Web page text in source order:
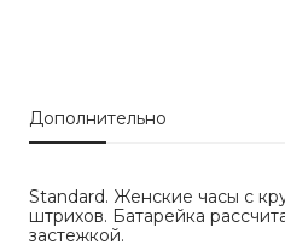
Дополнительно
Standard. Женские часы с
штрихов. Батарейка
застежкой.